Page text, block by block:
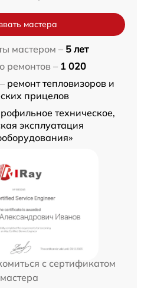
мастера
мастером – 5 лет
ремонтов – 1 020
ремонт тепловизоров и
прицелов
техническое,
эксплуатация
с сертификатом
мастера